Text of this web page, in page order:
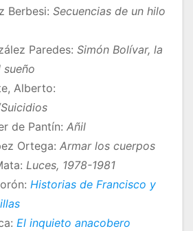
Berbesi: Secuencias de un hilo
Paredes: Simón Bolívar, la
sueño
Alberto:
de Pantín: Añil
Ortega: Armar los cuerpos
Luces, 1978-1981
Historias de Francisco y
El inquieto anacobero